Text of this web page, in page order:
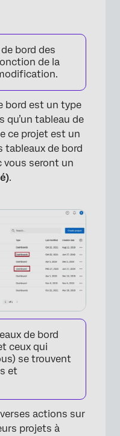
bord des
de la
bord est un type
qu’un tableau de
ce projet est un
tableaux de bord
vous seront un
.
de bord
ceux qui
se trouvent
et
actions sur
projets à